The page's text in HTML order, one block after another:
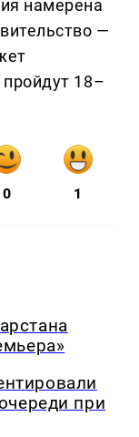
намерена
—
18–
0 1
при